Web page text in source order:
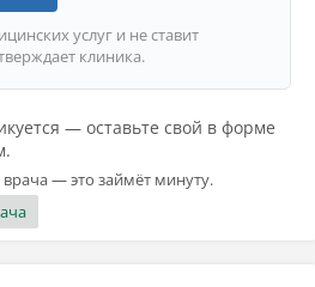
услуг и не ставит
клиника.
— оставьте свой в форме
— это займёт минуту.